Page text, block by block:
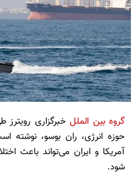
گروه بین المللخبرگزاری رویترز
حوزه انرژی، ران بوسو، نوشته
آمریکا و ایران می‌تواند باعث
شود.